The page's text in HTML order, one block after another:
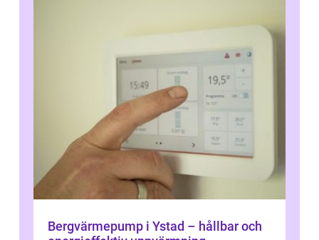
Bergvärmepump i Ystad – hållbar och